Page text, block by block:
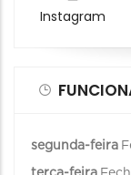
Instagram
segunda-feira